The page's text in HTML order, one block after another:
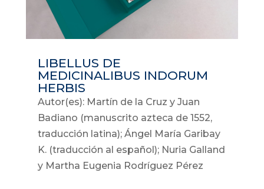
LIBELLUS DE
MEDICINALIBUS INDORUM
HERBIS
Autor(es): Martín de la Cruz y Juan
Badiano (manuscrito azteca de 1552,
traducción latina); Ángel María Garibay
K. (traducción al español); Nuria Galland
y Martha Eugenia Rodríguez Pérez